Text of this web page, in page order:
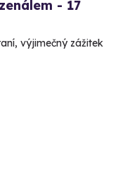
- 17
výjimečný zážitek